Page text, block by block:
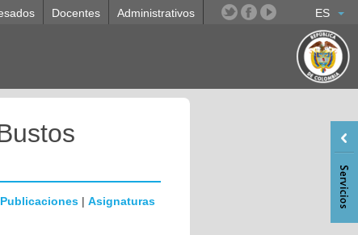
ES
Docentes Administrativos
Publicaciones | Asignaturas